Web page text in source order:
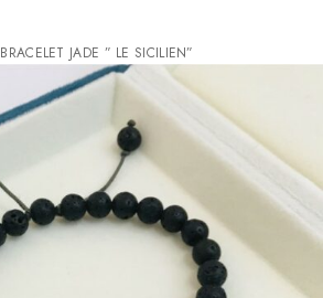
BRACELET JADE ” LE SICILIEN”